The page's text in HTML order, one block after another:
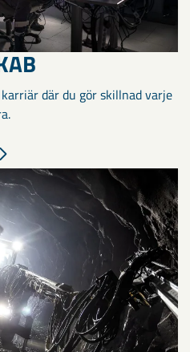
där du gör skillnad varje